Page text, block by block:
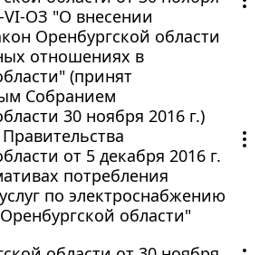
VI-ОЗ "О внесении
Оренбургской области
отношениях в
(принят
Собранием
30 ноября 2016 г.)
от 5 декабря 2016 г.
потребления
по электроснабжению
области"